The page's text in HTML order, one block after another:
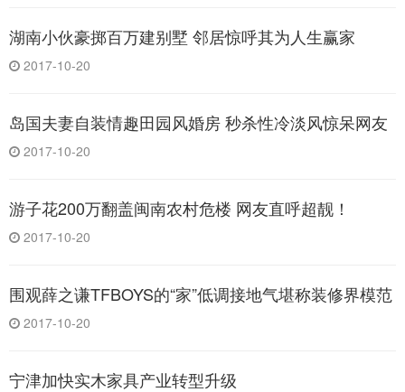
湖南小伙豪掷百万建别墅 邻居惊呼其为人生赢家
2017-10-20
岛国夫妻自装情趣田园风婚房 秒杀性冷淡风惊呆网友
2017-10-20
游子花200万翻盖闽南农村危楼 网友直呼超靓！
2017-10-20
围观薛之谦TFBOYS的“家”低调接地气堪称装修界模范
2017-10-20
宁津加快实木家具产业转型升级